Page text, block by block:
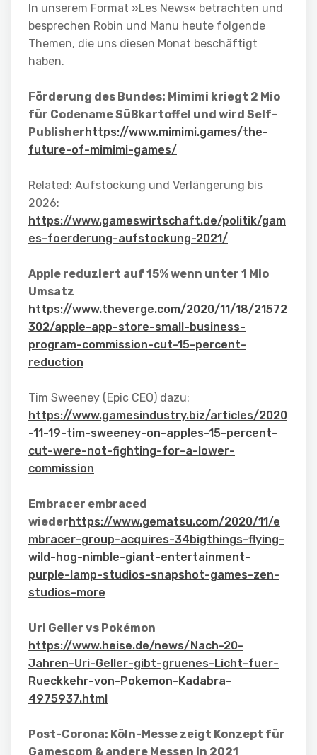
In unserem Format »Les News« betrachten und
besprechen Robin und Manu heute folgende
Themen, die uns diesen Monat beschäftigt
haben.
Förderung des Bundes: Mimimi kriegt 2 Mio
für Codename Süßkartoffel und wird Self-
Publisherhttps://www.mimimi.games/the-
future-of-mimimi-games/
Related: Aufstockung und Verlängerung bis
2026:
https://www.gameswirtschaft.de/politik/gam
es-foerderung-aufstockung-2021/
Apple reduziert auf 15% wenn unter 1 Mio
Umsatz
https://www.theverge.com/2020/11/18/21572
302/apple-app-store-small-business-
program-commission-cut-15-percent-
reduction
Tim Sweeney (Epic CEO) dazu:
https://www.gamesindustry.biz/articles/2020
-11-19-tim-sweeney-on-apples-15-percent-
cut-were-not-fighting-for-a-lower-
commission
Embracer embraced
wiederhttps://www.gematsu.com/2020/11/e
mbracer-group-acquires-34bigthings-flying-
wild-hog-nimble-giant-entertainment-
purple-lamp-studios-snapshot-games-zen-
studios-more
Uri Geller vs Pokémon
https://www.heise.de/news/Nach-20-
Jahren-Uri-Geller-gibt-gruenes-Licht-fuer-
Rueckkehr-von-Pokemon-Kadabra-
4975937.html
Post-Corona: Köln-Messe zeigt Konzept für
Gamescom & andere Messen in 2021